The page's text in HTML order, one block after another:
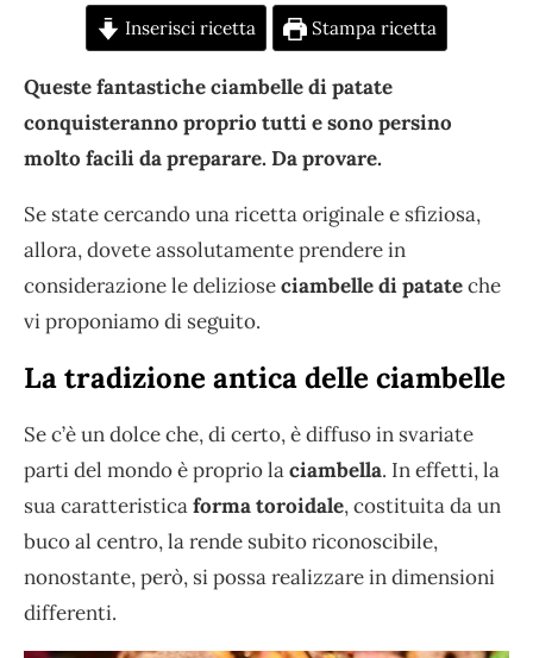
Inserisci ricetta Stampa ricetta
Queste fantastiche ciambelle di patate
conquisteranno proprio tutti e sono persino
molto facili da preparare. Da provare.
Se state cercando una ricetta originale e sfiziosa,
allora, dovete assolutamente prendere in
considerazione le delizioseciambelle di patateche
vi proponiamo di seguito.
La tradizione antica delle ciambelle
Se c’è un dolce che, di certo, è diffuso in svariate
parti del mondo è proprio laciambella. In effetti, la
sua caratteristicaforma toroidale, costituita da un
buco al centro, la rende subito riconoscibile,
nonostante, però, si possa realizzare in dimensioni
differenti.